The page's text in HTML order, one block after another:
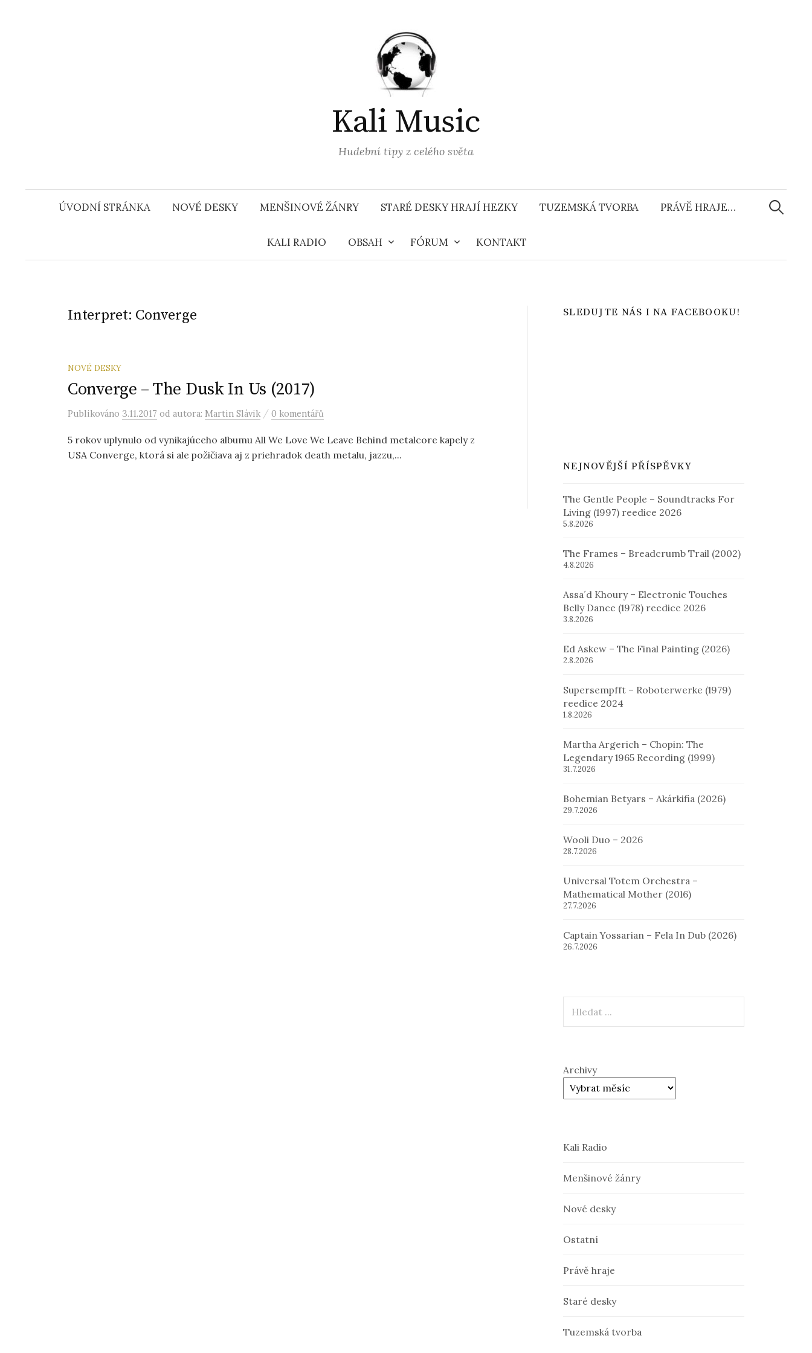
Kali Music
Hudební tipy z celého světa
ÚVODNÍ STRÁNKA NOVÉ DESKY MENŠINOVÉ ŽÁNRY STARÉ DESKY HRAJÍ HEZKY TUZEMSKÁ TVORBA PRÁVĚ HRAJE…
KALI RADIO OBSAH FÓRUM KONTAKT
Interpret: Converge
NOVÉ DESKY
Converge – The Dusk In Us (2017)
Publikováno 3.11.2017 od autora: Martin Slávik / 0 komentářů
5 rokov uplynulo od vynikajúceho albumu All We Love We Leave Behind metalcore kapely z
USA Converge, ktorá si ale požičiava aj z priehradok death metalu, jazzu,...
SLEDUJTE NÁS I NA FACEBOOKU!
NEJNOVĚJŠÍ PŘÍSPĚVKY
The Gentle People – Soundtracks For
Living (1997) reedice 2026
5.8.2026
The Frames – Breadcrumb Trail (2002)
4.8.2026
Assa´d Khoury – Electronic Touches
Belly Dance (1978) reedice 2026
3.8.2026
Ed Askew – The Final Painting (2026)
2.8.2026
Supersempfft – Roboterwerke (1979)
reedice 2024
1.8.2026
Martha Argerich – Chopin: The
Legendary 1965 Recording (1999)
31.7.2026
Bohemian Betyars – Akárkifia (2026)
29.7.2026
Wooli Duo – 2026
28.7.2026
Universal Totem Orchestra –
Mathematical Mother (2016)
27.7.2026
Captain Yossarian – Fela In Dub (2026)
26.7.2026
Archivy
Kali Radio
Menšinové žánry
Nové desky
Ostatní
Právě hraje
Staré desky
Tuzemská tvorba